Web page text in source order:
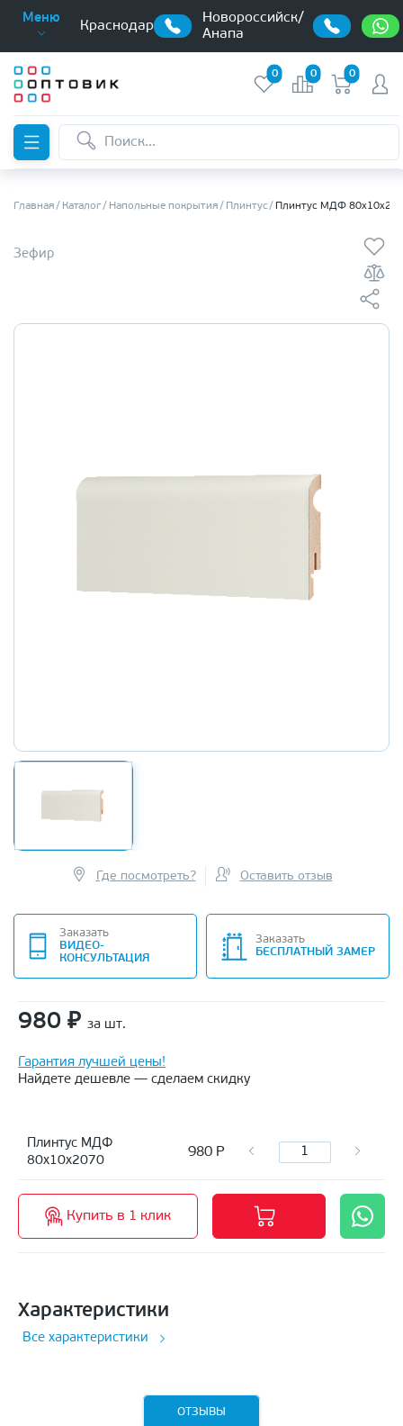
Меню
Краснодар
Новороссийск/
Анапа
0 0 0
Главная Каталог Напольные покрытия Плинтус Плинтус МДФ
Зефир
Где посмотреть? Оставить отзыв
Заказать
ВИДЕО-
КОНСУЛЬТАЦИЯ
Заказать
БЕСПЛАТНЫЙ ЗАМЕР
980 ₽ за шт.
Гарантия лучшей цены!
Найдете дешевле — сделаем скидку
Плинтус МДФ
80х10х2070
980 Р
Купить в 1 клик
Характеристики
Все характеристики
ОТЗЫВЫ